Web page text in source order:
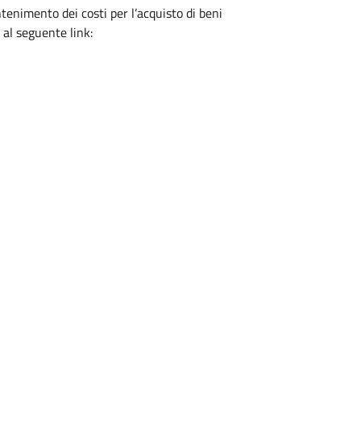
dei costi per l’acquisto di beni
seguente link: